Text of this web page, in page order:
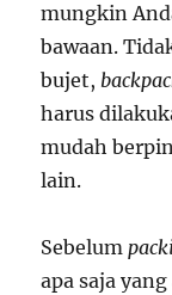
mungkin
bawaan.
bujet,
harus
mudah
lain.
Sebelum
apa saja